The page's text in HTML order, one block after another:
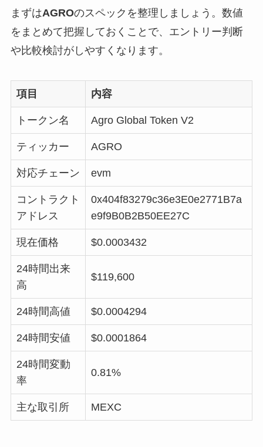
まずはAGROのスペックを整理しましょう。数値
をまとめて把握しておくことで、エントリー判断
や比較検討がしやすくなります。
項目 内容
トークン名 Agro Global Token V2
ティッカー AGRO
対応チェーン evm
コントラクト
アドレス
0x404f83279c36e3E0e2771B7a
e9f9B0B2B50EE27C
現在価格 $0.0003432
24時間出来
高
$119,600
24時間高値 $0.0004294
24時間安値 $0.0001864
24時間変動
率
0.81%
主な取引所 MEXC